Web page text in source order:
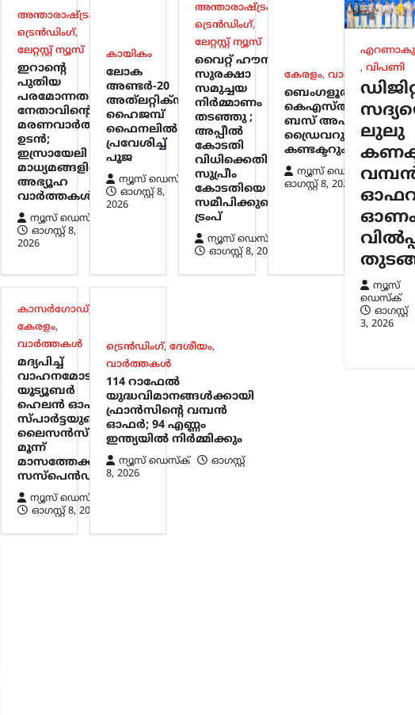
അന്താരാഷ്ട്രം
ട്രെൻഡിംഗ്,
ലേറ്റസ്റ്റ് ന്യൂസ്
ഇറാന്റെ
പുതിയ
പരമോന്നത
നേതാവിന്റെ
മരണവാർത്ത
ഉടൻ;
ഇസ്രായേലി
മാധ്യമങ്ങളിൽ
അഭ്യൂഹ
വാർത്തകൾ
ന്യൂസ് ഡെസ്ക്
ഓഗസ്റ്റ്‌ 8,
2026
കായികം
ലോക
അണ്ടർ-20
അത്‌ലറ്റിക്സ്:
ഹൈജമ്പ്
ഫൈനലിൽ
പ്രവേശിച്ച്
പൂജ
ന്യൂസ് ഡെസ്ക്
ഓഗസ്റ്റ്‌ 8,
2026
അന്താരാഷ്ട്രം
ട്രെൻഡിംഗ്,
ലേറ്റസ്റ്റ് ന്യൂസ്
വൈറ്റ് ഹൗസ്
സുരക്ഷാ
സമുച്ചയ
നിർമ്മാണം
തടഞ്ഞു ;
അപ്പീൽ
കോടതി
വിധിക്കെതിരെ
സുപ്രീം
കോടതിയെ
സമീപിക്കുമെന്ന്
ട്രംപ്
ന്യൂസ് ഡെസ്ക്
ഓഗസ്റ്റ്‌ 8, 2026
കേരളം, വാർത്തകൾ
ബെംഗളൂരുവിൽ
കെഎസ്ആർടിസി
ബസ് അപകടം;
ഡ്രൈവറും
കണ്ടക്ടറും മരിച്ചു
ന്യൂസ് ഡെസ്ക്
ഓഗസ്റ്റ്‌ 8, 2026
കാസർഗോഡ്,
കേരളം,
വാർത്തകൾ
മദ്യപിച്ച്
വാഹനമോടിച്ചു;
യൂട്യൂബർ
ഹെലൻ ഓഫ്
സ്പാർട്ടയുടെ
ലൈസൻസ്
മൂന്ന്
മാസത്തേക്ക്
സസ്‌പെൻഡ്
ന്യൂസ് ഡെസ്ക്
ഓഗസ്റ്റ്‌ 8, 2026
ട്രെൻഡിംഗ്, ദേശീയം,
വാർത്തകൾ
114 റാഫേൽ
യുദ്ധവിമാനങ്ങൾക്കായി
ഫ്രാൻസിന്റെ വമ്പൻ
ഓഫർ; 94 എണ്ണം
ഇന്ത്യയിൽ നിർമ്മിക്കും
ന്യൂസ് ഡെസ്ക്
ഓഗസ്റ്റ്‌
8, 2026
,വിപണി
ലുലു
ന്യൂസ്
ഡെസ്ക്
ഓഗസ്റ്റ്‌
3, 2026